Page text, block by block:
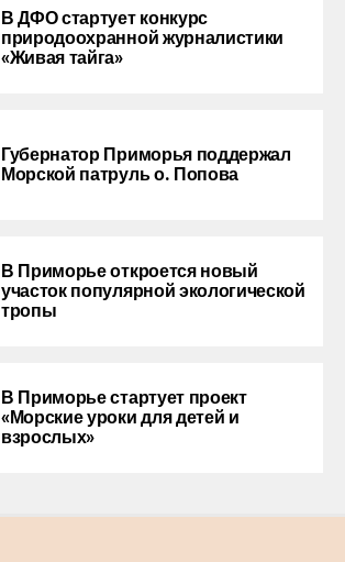
В ДФО стартует конкурс
природоохранной журналистики
«Живая тайга»
Губернатор Приморья поддержал
Морской патруль о. Попова
В Приморье откроется новый
участок популярной экологической
тропы
В Приморье стартует проект
«Морские уроки для детей и
взрослых»